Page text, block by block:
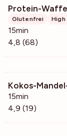
Protein-
Glutenfrei High
15min
4,8 (68)
Kokos-
15min
4,9 (19)